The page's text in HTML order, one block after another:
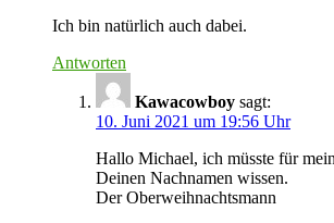
Ich bin natürlich auch dabei.
Antworten
Kawacowboy sagt:
10. Juni 2021 um 19:56 Uhr
Hallo Michael, ich müsste für
Deinen Nachnamen wissen.
Der Oberweihnachtsmann